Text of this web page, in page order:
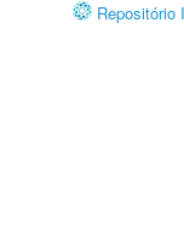
Repositório